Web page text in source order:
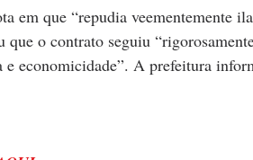
em que “repudia veementemente
o contrato seguiu
economicidade”. A prefeitura